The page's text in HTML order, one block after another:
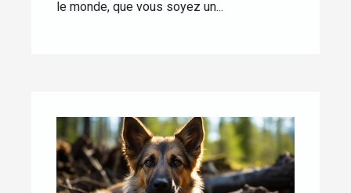
le monde, que vous soyez un...